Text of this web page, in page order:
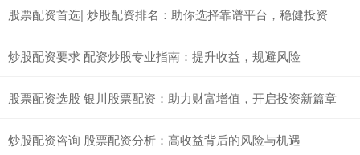
股票配资首选| 炒股配资排名：助你选择靠谱平台，稳健投资
炒股配资要求 配资炒股专业指南：提升收益，规避风险
股票配资选股 银川股票配资：助力财富增值，开启投资新篇章
炒股配资咨询 股票配资分析：高收益背后的风险与机遇